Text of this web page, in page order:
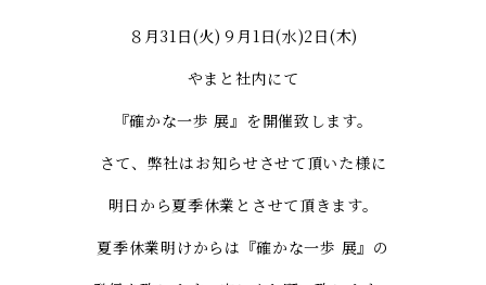
８月31日(火)９月1日(水)2日(木)
やまと社内にて
『確かな一歩 展』を開催致します。
さて、弊社はお知らせさせて頂いた様に
明日から夏季休業とさせて頂きます。
夏季休業明けからは『確かな一歩 展』の